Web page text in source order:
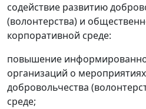
содействие развитию
(волонтерства) и
корпоративной среде:
повышение
организаций о
добровольчества
среде;